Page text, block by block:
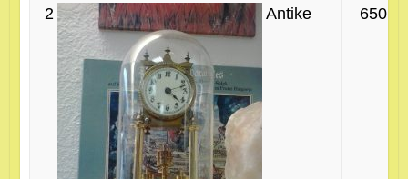
2 Antike 650 €